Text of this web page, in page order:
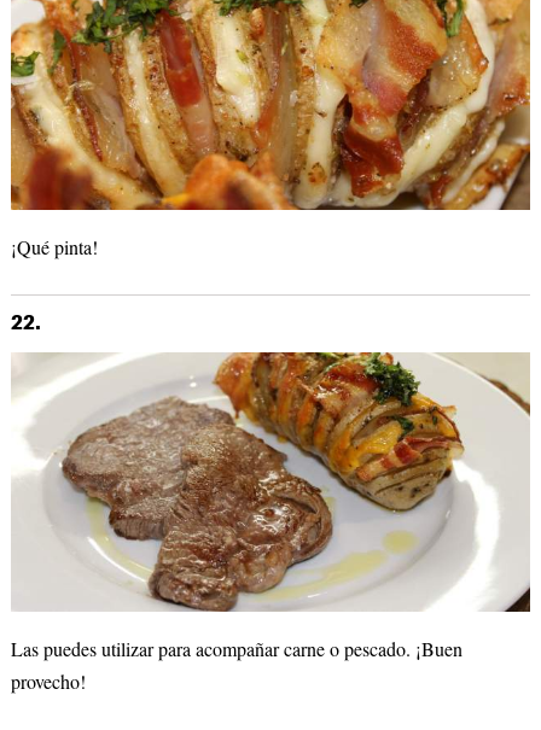
¡Qué pinta!
22.
Las puedes utilizar para acompañar carne o pescado. ¡Buen
provecho!